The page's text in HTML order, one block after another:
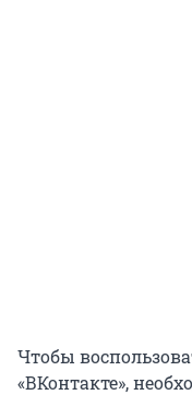
Чтобы
«ВКонтакте»,